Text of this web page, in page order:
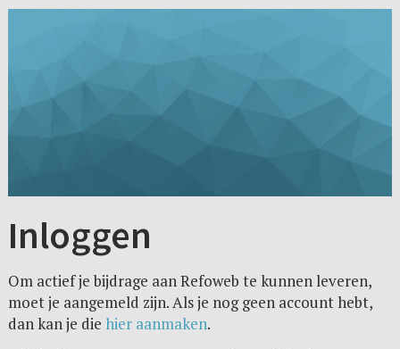
Inloggen
Om actief je bijdrage aan Refoweb te kunnen leveren,
moet je aangemeld zijn. Als je nog geen account hebt,
dan kan je die hier aanmaken.